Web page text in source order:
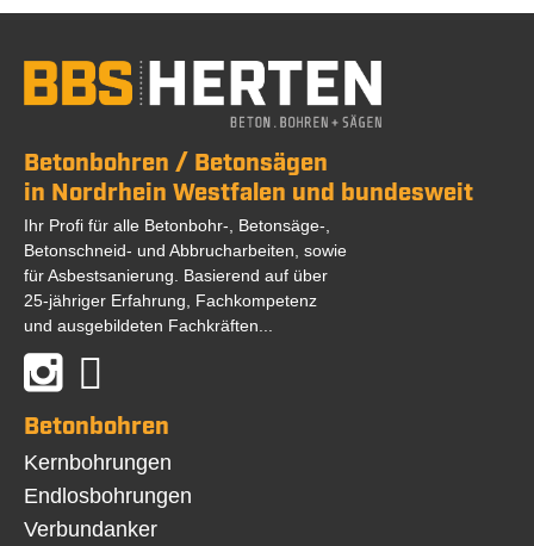
Betonbohren / Betonsägen
in Nordrhein Westfalen und bundesweit
Ihr Profi für alle Betonbohr-, Betonsäge-,
Betonschneid- und Abbrucharbeiten, sowie
für Asbestsanierung. Basierend auf über
25-jähriger Erfahrung, Fachkompetenz
und ausgebildeten Fachkräften...
Betonbohren
Navigation
überspringen
Kernbohrungen
Endlosbohrungen
Verbundanker